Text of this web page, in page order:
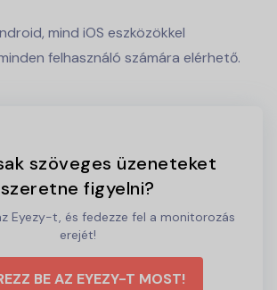
mind iOS eszközökkel
felhasználó számára elérhető.
szöveges üzeneteket
szeretne figyelni?
Eyezy-t, és fedezze fel a monitorozás
erejét!
BE AZ EYEZY-T MOST!